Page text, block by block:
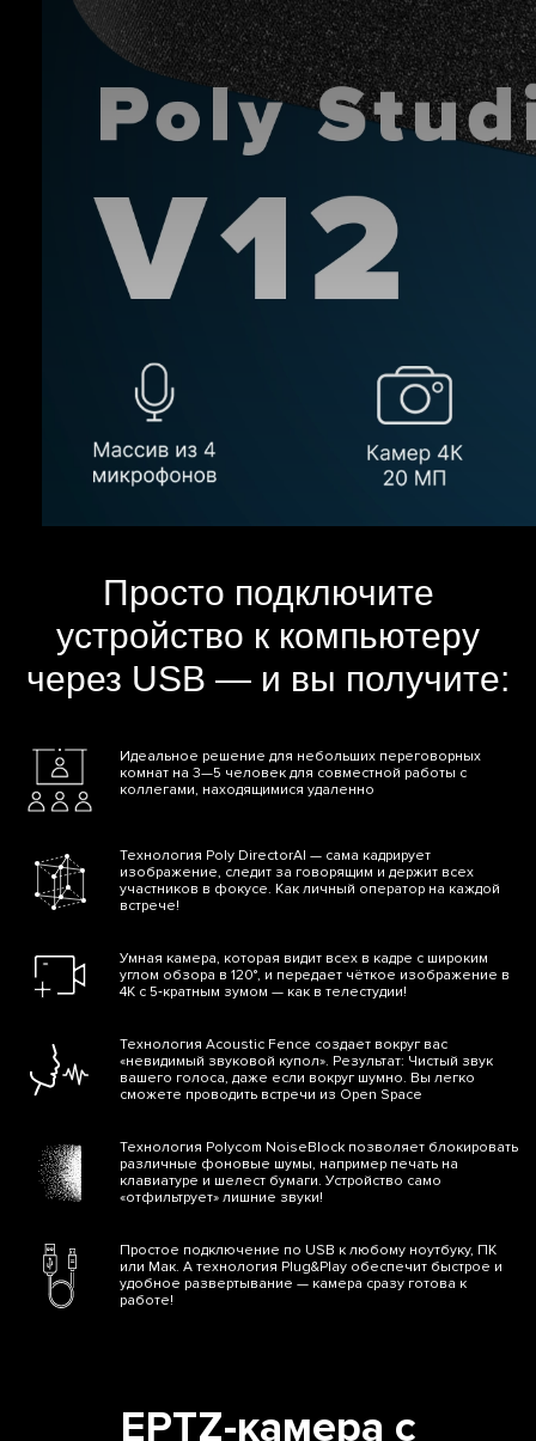
Просто подключите
устройство к компьютеру
через USB — и вы получите:
Идеальное решение для небольших переговорных
комнат на 3—5 человек для совместной работы с
коллегами, находящимися удаленно
Технология Poly DirectorAI — сама кадрирует
изображение, следит за говорящим и держит всех
участников в фокусе. Как личный оператор на каждой
встрече!
Умная камера, которая видит всех в кадре с широким
углом обзора в 120°, и передает чёткое изображение в
4K с 5‑кратным зумом — как в телестудии!
Технология Acoustic Fence создает вокруг вас
«невидимый звуковой купол». Результат: Чистый звук
вашего голоса, даже если вокруг шумно. Вы легко
сможете проводить встречи из Open Space
Технология Polycom NoiseBlock позволяет блокировать
различные фоновые шумы, например печать на
клавиатуре и шелест бумаги. Устройство само
«отфильтрует» лишние звуки!
Простое подключение по USB к любому ноутбуку, ПК
или Мак. А технология Plug&Play обеспечит быстрое и
удобное развертывание — камера сразу готова к
работе!
EPTZ-камера с